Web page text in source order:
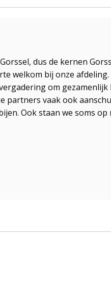
dus de kernen
welkom bij onze
om
vaak ook
Ook staan we soms